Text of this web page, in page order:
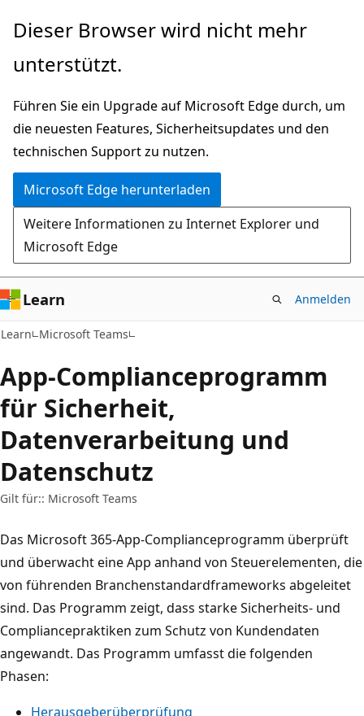
Zu
wechseln
Dieser Browser wird nicht mehr
unterstützt.
Führen Sie ein Upgrade auf Microsoft Edge durch, um
die neuesten Features, Sicherheitsupdates und den
technischen Support zu nutzen.
Microsoft Edge herunterladen
Weitere Informationen zu Internet Explorer und
Microsoft Edge
Learn Anmelden
Learn Microsoft Teams
App-Complianceprogramm
für Sicherheit,
Datenverarbeitung und
Datenschutz
Gilt für:: Microsoft Teams
Das Microsoft 365-App-Complianceprogramm überprüft
und überwacht eine App anhand von Steuerelementen, die
von führenden Branchenstandardframeworks abgeleitet
sind. Das Programm zeigt, dass starke Sicherheits- und
Compliancepraktiken zum Schutz von Kundendaten
angewandt. Das Programm umfasst die folgenden
Phasen:
Herausgeberüberprüfung